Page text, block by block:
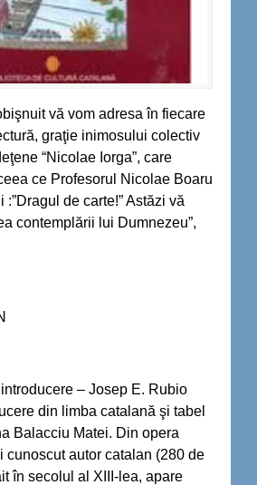
vă vom adresa în fiecare
graţie inimosului colectiv
“Nicolae Iorga”, care
ce Profesorul Nicolae Boaru
de carte!” Astăzi vă
contemplării lui Dumnezeu”,
– Josep E. Rubio
din limba catalană şi tabel
Balacciu Matei. Din opera
cunoscut autor catalan (280 de
în secolul al XIII-lea, apare